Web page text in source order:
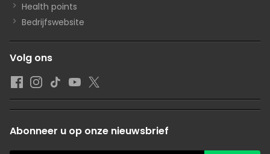
Health points
Bedrijfswebsite
Volg ons
Abonneer u op onze nieuwsbrief